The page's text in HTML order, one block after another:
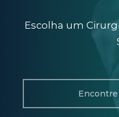
Escolha um
Encontre